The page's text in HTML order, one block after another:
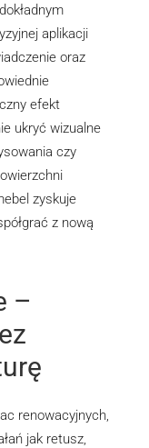
aplikacji
oraz
efekt
ukryć wizualne
czy
zyskuje
z nową
–
renowacyjnych,
jak retusz,